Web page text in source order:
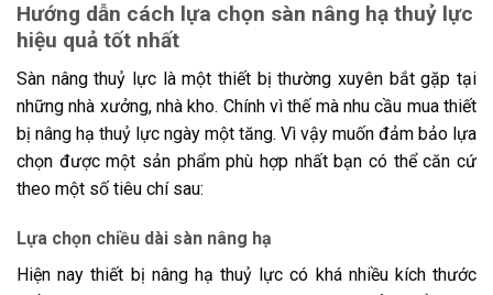
Hướng dẫn cách lựa chọn sàn nâng hạ thuỷ lực
hiệu quả tốt nhất
Sàn nâng thuỷ lực là một thiết bị thường xuyên bắt gặp tại
những nhà xưởng, nhà kho. Chính vì thế mà nhu cầu mua thiết
bị nâng hạ thuỷ lực ngày một tăng. Vì vậy muốn đảm bảo lựa
chọn được một sản phẩm phù hợp nhất bạn có thể căn cứ
theo một số tiêu chí sau:
Lựa chọn chiều dài sàn nâng hạ
Hiện nay thiết bị nâng hạ thuỷ lực có khá nhiều kích thước